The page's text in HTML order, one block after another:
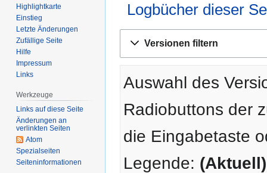
Logbücher dieser
Navigation
Suche
Versionen filtern
Auswahl des
Radiobuttons der
die Eingabetaste
Legende: (Aktuell)
Highlightkarte
Einstieg
Letzte Änderungen
Zufällige Seite
Hilfe
Impressum
Links
Werkzeuge
Links auf diese Seite
Änderungen an
verlinkten Seiten
Atom
Spezialseiten
Seiten­­informationen